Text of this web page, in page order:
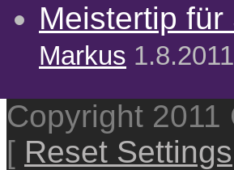
Meistertip
Markus
Copyright 2011
[ Reset Settings